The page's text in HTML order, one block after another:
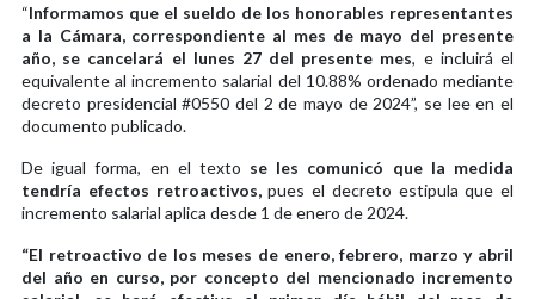
“Informamos que el sueldo de los honorables representantes
a la Cámara, correspondiente al mes de mayo del presente
año, se cancelará el lunes 27 del presente mes, e incluirá el
equivalente al incremento salarial del 10.88% ordenado mediante
decreto presidencial #0550 del 2 de mayo de 2024”, se lee en el
documento publicado.
De igual forma, en el texto se les comunicó que la medida
tendría efectos retroactivos,pues el decreto estipula que el
incremento salarial aplica desde 1 de enero de 2024.
“El retroactivo de los meses de enero, febrero, marzo y abril
del año en curso, por concepto del mencionado incremento